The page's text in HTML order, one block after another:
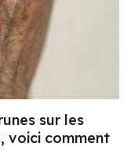
sur les
voici comment